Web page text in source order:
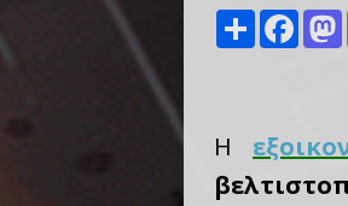
Share
Η